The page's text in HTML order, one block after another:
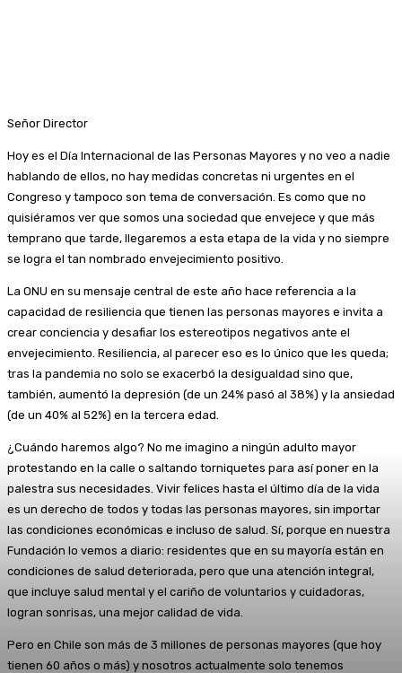
Señor Director
Hoy es el Día Internacional de las Personas Mayores y no veo a nadie
hablando de ellos, no hay medidas concretas ni urgentes en el
Congreso y tampoco son tema de conversación. Es como que no
quisiéramos ver que somos una sociedad que envejece y que más
temprano que tarde, llegaremos a esta etapa de la vida y no siempre
se logra el tan nombrado envejecimiento positivo.
La ONU en su mensaje central de este año hace referencia a la
capacidad de resiliencia que tienen las personas mayores e invita a
crear conciencia y desafiar los estereotipos negativos ante el
envejecimiento. Resiliencia, al parecer eso es lo único que les queda;
tras la pandemia no solo se exacerbó la desigualdad sino que,
también, aumentó la depresión (de un 24% pasó al 38%) y la ansiedad
(de un 40% al 52%) en la tercera edad.
¿Cuándo haremos algo? No me imagino a ningún adulto mayor
protestando en la calle o saltando torniquetes para así poner en la
palestra sus necesidades. Vivir felices hasta el último día de la vida
es un derecho de todos y todas las personas mayores, sin importar
las condiciones económicas e incluso de salud. Sí, porque en nuestra
Fundación lo vemos a diario: residentes que en su mayoría están en
condiciones de salud deteriorada, pero que una atención integral,
que incluye salud mental y el cariño de voluntarios y cuidadoras,
logran sonrisas, una mejor calidad de vida.
Pero en Chile son más de 3 millones de personas mayores (que hoy
tienen 60 años o más) y nosotros actualmente solo tenemos